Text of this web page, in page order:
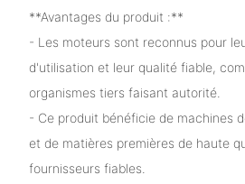
**Avantages du produit :**
- Les moteurs sont reconnus pour
d'utilisation et leur qualité fiable,
organismes tiers faisant autorité.
- Ce produit bénéficie de machines
et de matières premières de haute
fournisseurs fiables.